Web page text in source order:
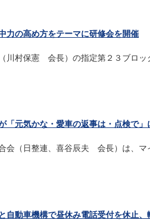
力の高め方をテーマに研修会を開催
川村保憲 会長）の指定第２３ブロッ
「元気かな・愛車の返事は・点検で」
会（日整連、喜谷辰夫 会長）は、
自動車機構で昼休み電話受付を休止